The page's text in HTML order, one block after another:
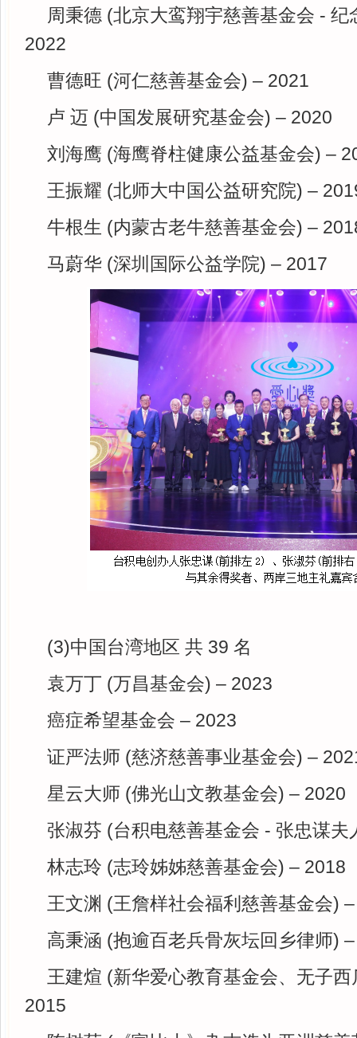
周秉德 (北京大鸾翔宇慈善基金会 - 纪
2022
曹德旺 (河仁慈善基金会) – 2021
卢 迈 (中国发展研究基金会) – 2020
刘海鹰 (海鹰脊柱健康公益基金会) –
王振耀 (北师大中国公益研究院) –
牛根生 (内蒙古老牛慈善基金会) –
马蔚华 (深圳国际公益学院) – 2017
(3)中国台湾地区 共 39 名
袁万丁 (万昌基金会) – 2023
癌症希望基金会 – 2023
证严法师 (慈济慈善事业基金会) –
星云大师 (佛光山文教基金会) – 2020
张淑芬 (台积电慈善基金会 - 张忠谋夫
林志玲 (志玲姊姊慈善基金会) – 2018
王文渊 (王詹样社会福利慈善基金会)
高秉涵 (抱逾百老兵骨灰坛回乡律师)
王建煊 (新华爱心教育基金会、无子
2015